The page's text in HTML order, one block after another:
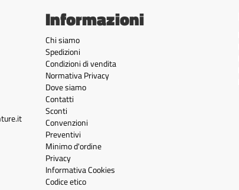
Informazioni
Chi siamo
Spedizioni
Condizioni di vendita
Normativa Privacy
Dove siamo
Contatti
Sconti
Convenzioni
Preventivi
Minimo d'ordine
Privacy
Informativa Cookies
Codice etico